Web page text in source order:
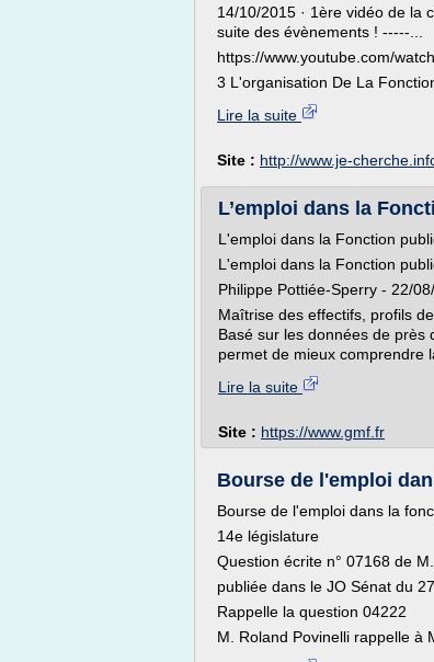
14/10/2015 · 1ère vidéo de la
suite des évènements ! -----...
https://www.youtube.com/
3 L'organisation De La
Lire la suite
Site : http://www.je-
L’emploi dans la
L'emploi dans la Fonction
L'emploi dans la Fonction
Philippe Pottiée-Sperry - 22/
Maîtrise des effectifs, profils
Basé sur les données de
permet de mieux comprendre
Lire la suite
Site : https://www.gmf.fr
Bourse de l'emploi
Bourse de l'emploi dans la
14e législature
Question écrite n° 07168 de
publiée dans le JO Sénat du
Rappelle la question 04222
M. Roland Povinelli rappelle à